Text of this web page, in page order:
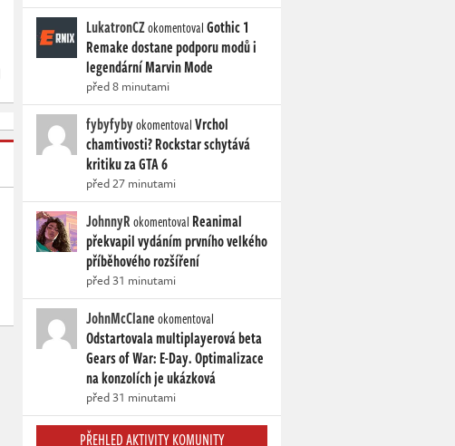
LukatronCZokomentovalGothic 1
Remake dostane podporu modů i
legendární Marvin Mode
před 8 minutami
fybyfybyokomentovalVrchol
chamtivosti? Rockstar schytává
kritiku za GTA 6
před 27 minutami
JohnnyRokomentoval Reanimal
překvapil vydáním prvního velkého
příběhového rozšíření
před 31 minutami
JohnMcClaneokomentoval
Odstartovala multiplayerová beta
Gears of War: E-Day. Optimalizace
na konzolích je ukázková
před 31 minutami
PŘEHLED AKTIVITY KOMUNITY